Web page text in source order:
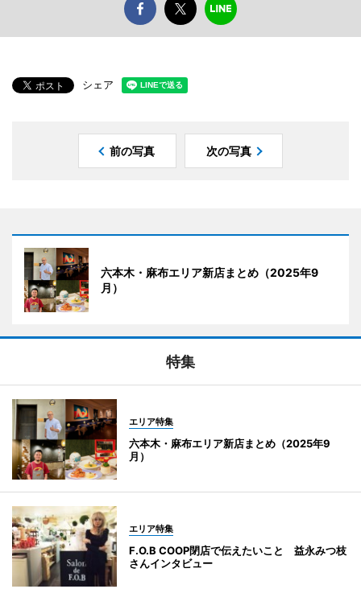
シェア
前の写真 次の写真
六本木・麻布エリア新店まとめ（2025年9
月）
特集
エリア特集
六本木・麻布エリア新店まとめ（2025年9
月）
エリア特集
F.O.B COOP閉店で伝えたいこと 益永みつ枝
さんインタビュー